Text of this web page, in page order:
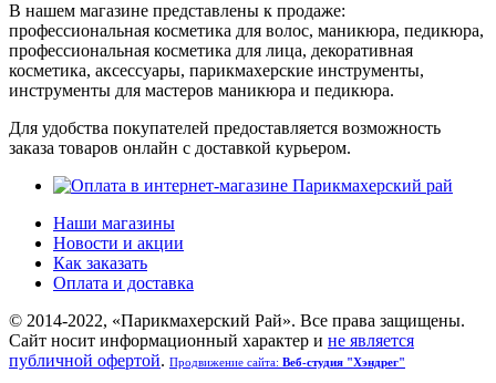
В нашем магазине представлены к продаже:
профессиональная косметика для волос, маникюра, педикюра,
профессиональная косметика для лица, декоративная
косметика, аксессуары, парикмахерские инструменты,
инструменты для мастеров маникюра и педикюра.
Для удобства покупателей предоставляется возможность
заказа товаров онлайн с доставкой курьером.
Наши магазины
Новости и акции
Как заказать
Оплата и доставка
© 2014-2022, «Парикмахерский Рай». Все права защищены.
Cайт носит информационный характер и не является
публичной офертой. Продвижение сайта: Веб-студия "Хэндрег"